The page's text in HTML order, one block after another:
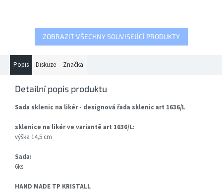
ZOBRAZIT VŠECHNY SOUVISEJÍCÍ PRODUKTY
Popis Diskuze Značka
Detailní popis produktu
Sada sklenic na likér - designová řada sklenic art 1636/L
sklenice na likér ve variantě art 1636/L:
výška 14,5 cm
Sada:
6ks
HAND MADE TP KRISTALL